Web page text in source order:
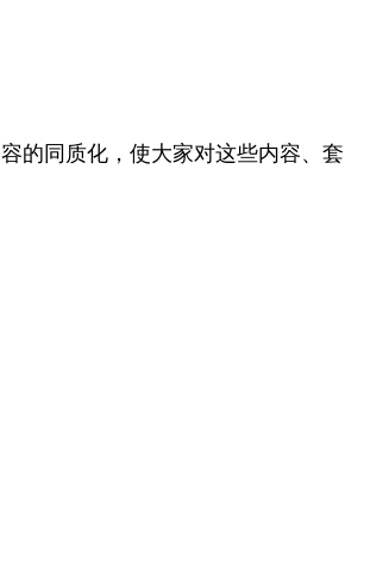
的同质化，使大家对这些内容、套